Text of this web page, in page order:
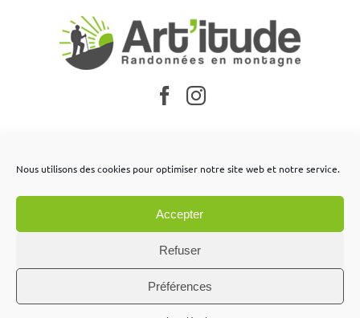
Nous utilisons des cookies pour optimiser notre site web et notre service.
Accepter
Refuser
Préférences
Nos partenaires
Conditions générales de vente